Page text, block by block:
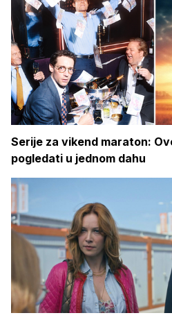
Serije za vikend maraton:
pogledati u jednom dahu